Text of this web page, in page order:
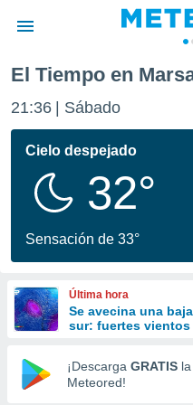
de
por
se
calidad.
a este
las
y
forma
digital
basada
El Tiempo en
21:36 Sábado
Cielo despejado
32°
Sensación de 33°
Última hora
Se avecina una
sur: fuertes vientos
¡Descarga GRATIS
Meteored!